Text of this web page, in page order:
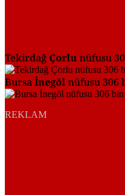
Tekirdağ Çorlunüfusu
Bursaİnegölnüfusu 306
REKLAM